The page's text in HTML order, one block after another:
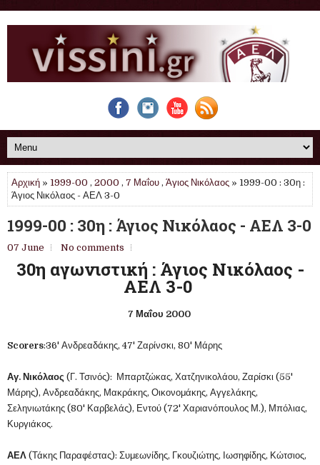
Αρχική » 1999-00 , 2000 , 7 Μαΐου , Άγιος Νικόλαος » 1999-00 : 30η :
Άγιος Νικόλαος - ΑΕΛ 3-0
1999-00 : 30η : Άγιος Νικόλαος - ΑΕΛ 3-0
07 June No comments
30η αγωνιστική : Άγιος Νικόλαος -
ΑΕΛ 3-0
7 Μαΐου 2000
Scorers:36' Ανδρεαδάκης, 47' Ζαρίνσκι, 80' Μάρης
Αγ. Νικόλαος (Γ. Τσινός): Μπαρτζώκας, Χατζηνικολάου, Ζαρίσκι (55'
Μάρης), Ανδρεαδάκης, Μακράκης, Οικονομάκης, Αγγελάκης,
Σεληνιωτάκης (80' Καρβελάς), Εντού (72' Χαριανόπουλος Μ.), Μπόλιας,
Κυργιάκος.
ΑΕΛ (Τάκης Παραφέστας): Συμεωνίδης, Γκουζιώτης, Ιωσηφίδης, Κώτσιος,